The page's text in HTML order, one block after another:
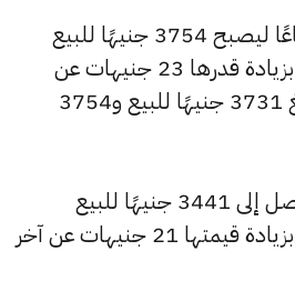
شهد سعر عيار 24 ارتفاعًا ليصبح 3754 جنيهًا للبيع
و3777 جنيهًا للشراء، بزيادة قدرها 23 جنيهات عن
السعر السابق الذي بلغ 3731 جنيهًا للبيع و3754
وارتفع سعر عيار 22 ليصل إلى 3441 جنيهًا للبيع
و3462 جنيهًا للشراء، بزيادة قيمتها 21 جنيهات عن آخر